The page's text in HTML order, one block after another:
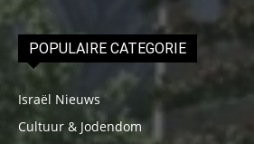
POPULAIRE CATEGORIE
Israël Nieuws
Cultuur & Jodendom